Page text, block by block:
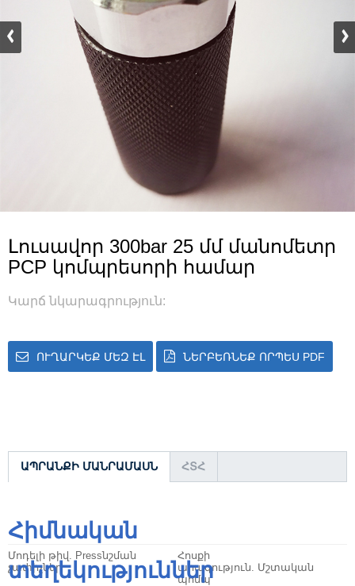
Լուսավոր 300bar 25 մմ մանոմետր
PCP կոմպրեսորի համար
Կարճ նկարագրություն:
ՈՒՂԱՐԿԵՔ ՄԵԶ ԷԼ ՆԵՐԲԵՌՆԵՔ ՈՐՊԵՍ PDF
ԱՊՐԱՆՔԻ ՄԱՆՐԱՄԱՍՆ ՀՏՀ
Հիմնական
տեղեկություններ
Մոդելի թիվ. Pressնշման
չափիչներ
Հոսքի
արագություն. Մշտական ​​
պոմպ